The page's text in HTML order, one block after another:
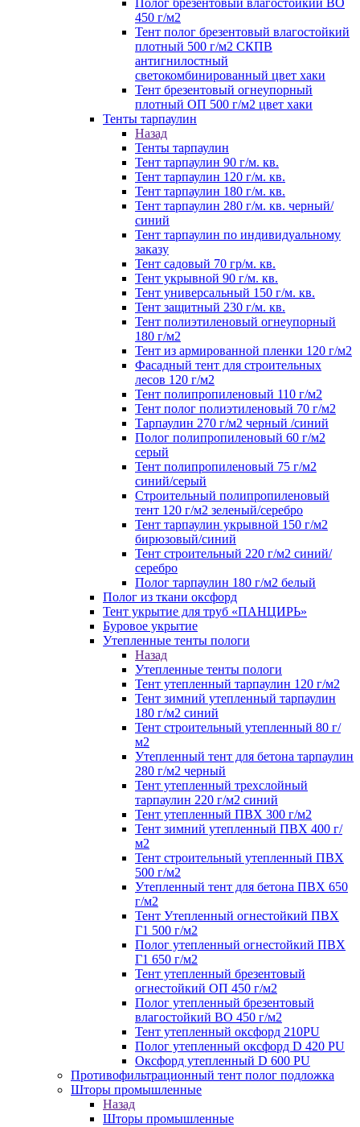
Полог брезентовый влагостойкий ВО
450 г/м2
Тент полог брезентовый влагостойкий
плотный 500 г/м2 СКПВ
антигнилостный
светокомбинированный цвет хаки
Тент брезентовый огнеупорный
плотный ОП 500 г/м2 цвет хаки
Тенты тарпаулин
Назад
Тенты тарпаулин
Тент тарпаулин 90 г/м. кв.
Тент тарпаулин 120 г/м. кв.
Тент тарпаулин 180 г/м. кв.
Тент тарпаулин 280 г/м. кв. черный/
синий
Тент тарпаулин по индивидуальному
заказу
Тент садовый 70 гр/м. кв.
Тент укрывной 90 г/м. кв.
Тент универсальный 150 г/м. кв.
Тент защитный 230 г/м. кв.
Тент полиэтиленовый огнеупорный
180 г/м2
Тент из армированной пленки 120 г/м2
Фасадный тент для строительных
лесов 120 г/м2
Тент полипропиленовый 110 г/м2
Тент полог полиэтиленовый 70 г/м2
Тарпаулин 270 г/м2 черный /синий
Полог полипропиленовый 60 г/м2
серый
Тент полипропиленовый 75 г/м2
синий/серый
Строительный полипропиленовый
тент 120 г/м2 зеленый/серебро
Тент тарпаулин укрывной 150 г/м2
бирюзовый/синий
Тент строительный 220 г/м2 синий/
серебро
Полог тарпаулин 180 г/м2 белый
Полог из ткани оксфорд
Тент укрытие для труб «ПАНЦИРЬ»
Буровое укрытие
Утепленные тенты пологи
Назад
Утепленные тенты пологи
Тент утепленный тарпаулин 120 г/м2
Тент зимний утепленный тарпаулин
180 г/м2 синий
Тент строительный утепленный 80 г/
м2
Утепленный тент для бетона тарпаулин
280 г/м2 черный
Тент утепленный трехслойный
тарпаулин 220 г/м2 синий
Тент утепленный ПВХ 300 г/м2
Тент зимний утепленный ПВХ 400 г/
м2
Тент строительный утепленный ПВХ
500 г/м2
Утепленный тент для бетона ПВХ 650
г/м2
Тент Утепленный огнестойкий ПВХ
Г1 500 г/м2
Полог утепленный огнестойкий ПВХ
Г1 650 г/м2
Тент утепленный брезентовый
огнестойкий ОП 450 г/м2
Полог утепленный брезентовый
влагостойкий ВО 450 г/м2
Тент утепленный оксфорд 210PU
Полог утепленный оксфорд D 420 PU
Оксфорд утепленный D 600 PU
Противофильтрационный тент полог подложка
Шторы промышленные
Назад
Шторы промышленные